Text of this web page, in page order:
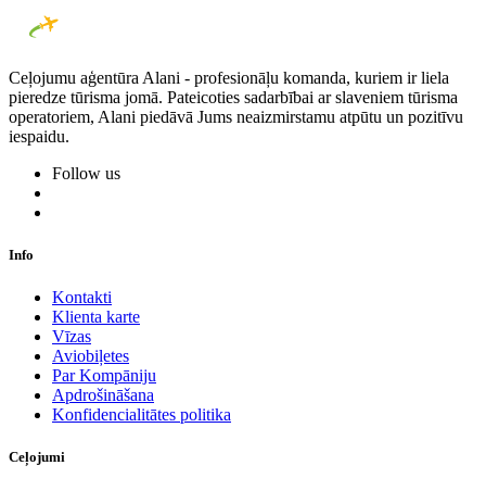
Ceļojumu aģentūra Alani - profesionāļu komanda, kuriem ir liela
pieredze tūrisma jomā. Pateicoties sadarbībai ar slaveniem tūrisma
operatoriem, Alani piedāvā Jums neaizmirstamu atpūtu un pozitīvu
iespaidu.
Follow us
Info
Kontakti
Klienta karte
Vīzas
Aviobiļetes
Par Kompāniju
Apdrošināšana
Konfidencialitātes politika
Ceļojumi